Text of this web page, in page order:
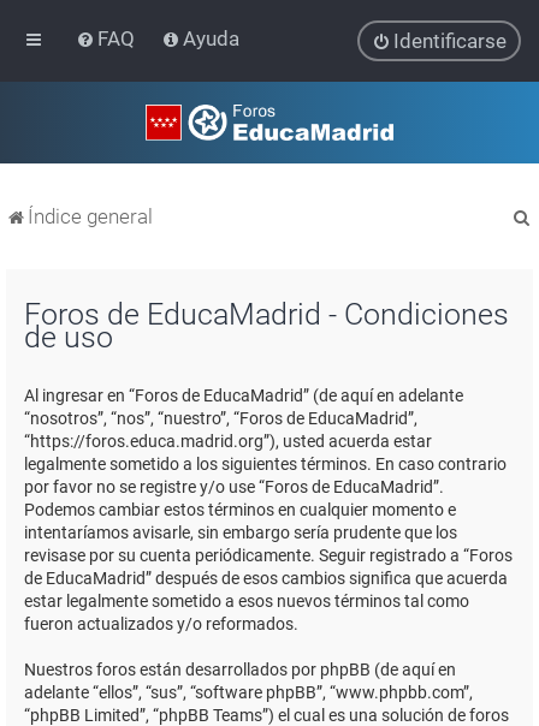
FAQ Ayuda Identificarse
Índice general
Foros de EducaMadrid - Condiciones
de uso
Al ingresar en “Foros de EducaMadrid” (de aquí en adelante
“nosotros”, “nos”, “nuestro”, “Foros de EducaMadrid”,
“https://foros.educa.madrid.org”), usted acuerda estar
legalmente sometido a los siguientes términos. En caso contrario
por favor no se registre y/o use “Foros de EducaMadrid”.
Podemos cambiar estos términos en cualquier momento e
intentaríamos avisarle, sin embargo sería prudente que los
revisase por su cuenta periódicamente. Seguir registrado a “Foros
de EducaMadrid” después de esos cambios significa que acuerda
estar legalmente sometido a esos nuevos términos tal como
fueron actualizados y/o reformados.
Nuestros foros están desarrollados por phpBB (de aquí en
adelante “ellos”, “sus”, “software phpBB”, “www.phpbb.com”,
“phpBB Limited”, “phpBB Teams”) el cual es una solución de foros